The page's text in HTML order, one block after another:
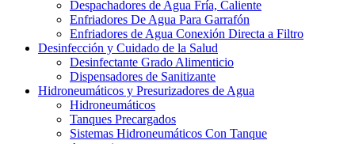
Despachadores de Agua Fría, Caliente
Enfriadores De Agua Para Garrafón
Enfriadores de Agua Conexión Directa a Filtro
Desinfección y Cuidado de la Salud
Desinfectante Grado Alimenticio
Dispensadores de Sanitizante
Hidroneumáticos y Presurizadores de Agua
Hidroneumáticos
Tanques Precargados
Sistemas Hidroneumáticos Con Tanque